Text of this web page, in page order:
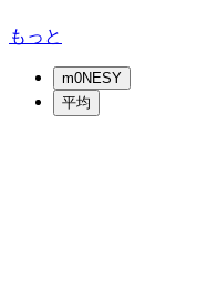
もっと
m0NESY
平均